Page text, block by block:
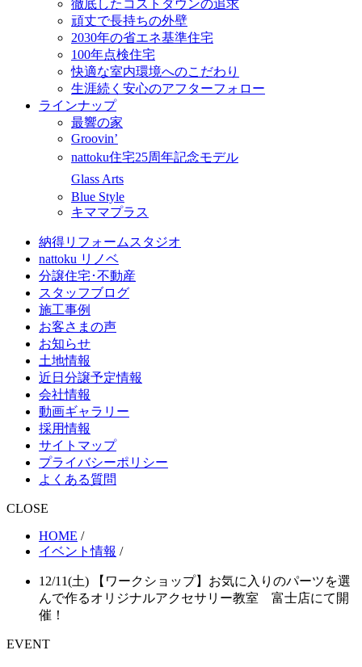
徹底したコストダウンの追求
頑丈で長持ちの外壁
2030年の省エネ基準住宅
100年点検住宅
快適な室内環境へのこだわり
生涯続く安心のアフターフォロー
ラインナップ
最響の家
Groovin’
nattoku住宅25周年記念モデル
Glass Arts
Blue Style
キママプラス
納得リフォームスタジオ
nattoku リノベ
分譲住宅･不動産
スタッフブログ
施工事例
お客さまの声
お知らせ
土地情報
近日分譲予定情報
会社情報
動画ギャラリー
採用情報
サイトマップ
プライバシーポリシー
よくある質問
CLOSE
HOME /
イベント情報 /
12/11(土) 【ワークショップ】お気に入りのパーツを選
んで作るオリジナルアクセサリー教室 富士店にて開
催！
EVENT